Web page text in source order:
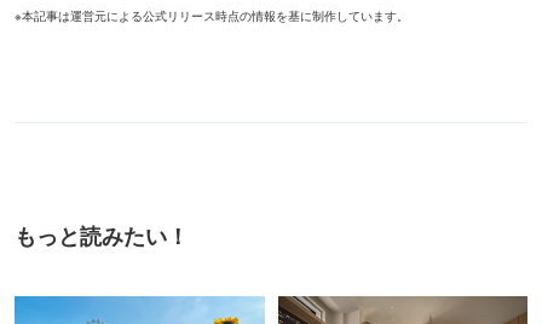
※本記事は運営元による公式リリース時点の情報を基に制作しています。
もっと読みたい！